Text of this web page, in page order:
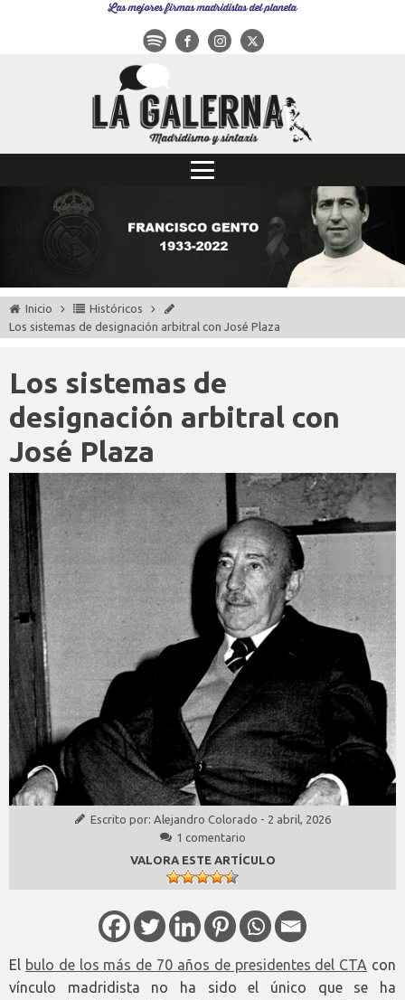
Las mejores firmas madridistas del planeta
Inicio
Históricos
Los sistemas de designación arbitral con José Plaza
Los sistemas de
designación arbitral con
José Plaza
Escrito por: Alejandro Colorado - 2 abril, 2026
1 comentario
VALORA ESTE ARTÍCULO
El bulo de los más de 70 años de presidentes del CTA con
vínculo madridista no ha sido el único que se ha